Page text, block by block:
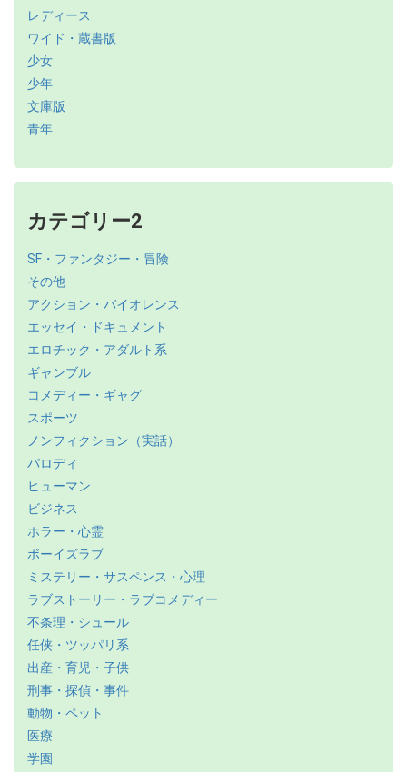
レディース
ワイド・蔵書版
少女
少年
文庫版
青年
カテゴリー2
SF・ファンタジー・冒険
その他
アクション・バイオレンス
エッセイ・ドキュメント
エロチック・アダルト系
ギャンブル
コメディー・ギャグ
スポーツ
ノンフィクション（実話）
パロディ
ヒューマン
ビジネス
ホラー・心霊
ボーイズラブ
ミステリー・サスペンス・心理
ラブストーリー・ラブコメディー
不条理・シュール
任侠・ツッパリ系
出産・育児・子供
刑事・探偵・事件
動物・ペット
医療
学園